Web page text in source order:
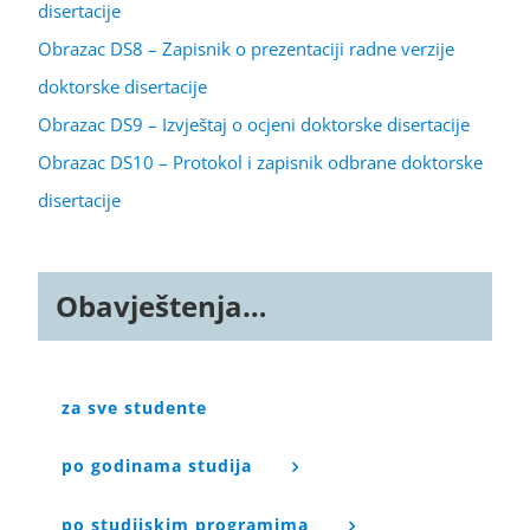
disertacije
Obrazac DS8 – Zapisnik o prezentaciji radne verzije
doktorske disertacije
Obrazac DS9 – Izvještaj o ocjeni doktorske disertacije
Obrazac DS10 – Protokol i zapisnik odbrane doktorske
disertacije
Obavještenja…
za sve studente
po godinama studija
po studijskim programima